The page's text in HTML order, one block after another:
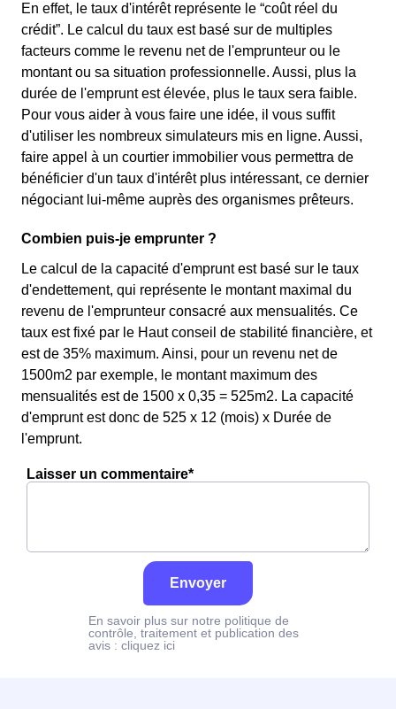
En effet, le taux d'intérêt représente le “coût réel du
crédit”. Le calcul du taux est basé sur de multiples
facteurs comme le revenu net de l'emprunteur ou le
montant ou sa situation professionnelle. Aussi, plus la
durée de l'emprunt est élevée, plus le taux sera faible.
Pour vous aider à vous faire une idée, il vous suffit
d'utiliser les nombreux simulateurs mis en ligne. Aussi,
faire appel à un courtier immobilier vous permettra de
bénéficier d'un taux d'intérêt plus intéressant, ce dernier
négociant lui-même auprès des organismes prêteurs.
Combien puis-je emprunter ?
Le calcul de la capacité d'emprunt est basé sur le taux
d'endettement, qui représente le montant maximal du
revenu de l'emprunteur consacré aux mensualités. Ce
taux est fixé par le Haut conseil de stabilité financière, et
est de 35% maximum. Ainsi, pour un revenu net de
1500m2 par exemple, le montant maximum des
mensualités est de 1500 x 0,35 = 525m2. La capacité
d'emprunt est donc de 525 x 12 (mois) x Durée de
l'emprunt.
Laisser un commentaire*
Envoyer
En savoir plus sur notre politique de
contrôle, traitement et publication des
avis : cliquez ici